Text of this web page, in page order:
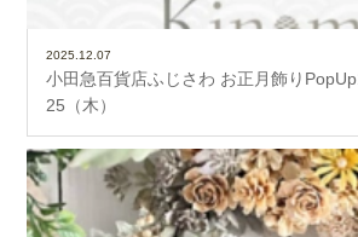
2025.12.07
小田急百貨店ふじさわ お正月飾り
25（木）